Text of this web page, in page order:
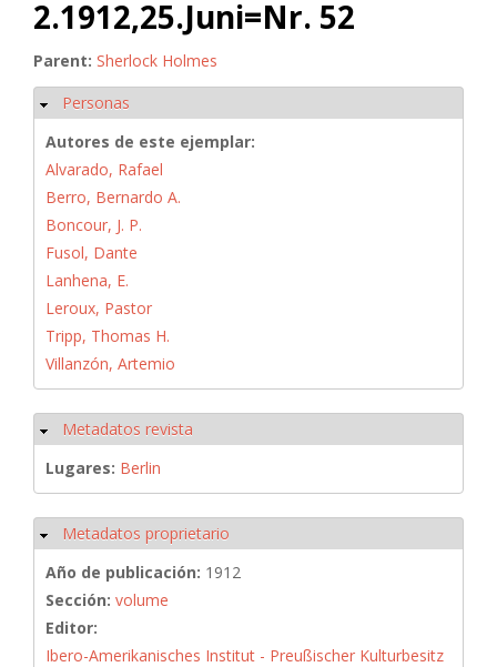
2.1912,25.Juni=Nr. 52
Parent: Sherlock Holmes
Ocultar
Personas
Autores de este ejemplar:
Alvarado, Rafael
Berro, Bernardo A.
Boncour, J. P.
Fusol, Dante
Lanhena, E.
Leroux, Pastor
Tripp, Thomas H.
Villanzón, Artemio
Ocultar
Metadatos revista
Lugares: Berlin
Ocultar
Metadatos proprietario
Año de publicación: 1912
Sección: volume
Editor:
Ibero-Amerikanisches Institut - Preußischer Kulturbesitz